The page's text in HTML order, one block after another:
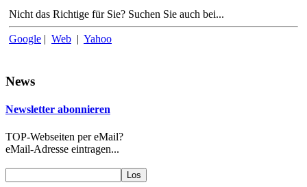
Nicht das Richtige für Sie? Suchen Sie auch bei...
Google | Web | Yahoo
News
Newsletter abonnieren
TOP-Webseiten per eMail?
eMail-Adresse eintragen...